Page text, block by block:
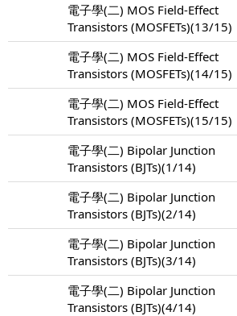
電子學(二) MOS Field-Effect
Transistors (MOSFETs)(13/15)
電子學(二) MOS Field-Effect
Transistors (MOSFETs)(14/15)
電子學(二) MOS Field-Effect
Transistors (MOSFETs)(15/15)
電子學(二) Bipolar Junction
Transistors (BJTs)(1/14)
電子學(二) Bipolar Junction
Transistors (BJTs)(2/14)
電子學(二) Bipolar Junction
Transistors (BJTs)(3/14)
電子學(二) Bipolar Junction
Transistors (BJTs)(4/14)